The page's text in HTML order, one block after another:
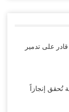
على تدمير
تُحقق إنجازاً